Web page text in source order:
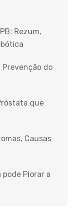
Rezum,
do
que
Causas
pode Piorar a